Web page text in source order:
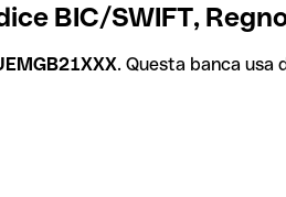
BIC/SWIFT,
. Questa banca